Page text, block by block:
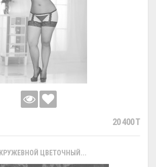
20 400 T
КРУЖЕВНОЙ ЦВЕТОЧНЫЙ...